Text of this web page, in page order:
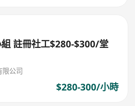
註冊社工$280-$300/堂
公司
$280-300/小時